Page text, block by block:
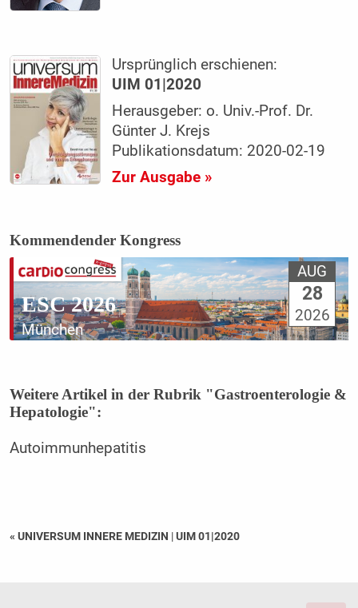
Ursprünglich erschienen:
UIM 01|2020
Herausgeber: o. Univ.-Prof. Dr.
Günter J. Krejs
Publikationsdatum: 2020-02-19
Zur Ausgabe »
Kommendender Kongress
ESC 2026
München
AUG
28
2026
Weitere Artikel in der Rubrik "Gastroenterologie &
Hepatologie":
Autoimmunhepatitis
« UNIVERSUM INNERE MEDIZIN |UIM 01|2020